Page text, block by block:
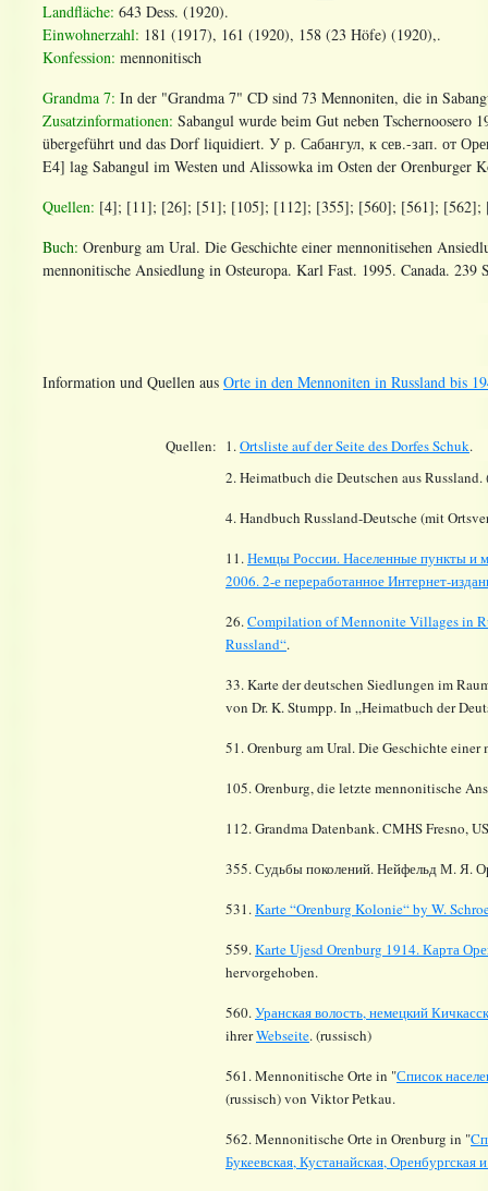
Landfläche: 643 Dess. (1920).
Einwohnerzahl: 181 (1917), 161 (1920), 158 (23 Höfe) (1920),.
Konfession: mennonitisch
Grandma 7: In der "Grandma 7" CD sind 73 Mennoniten, die in
Zusatzinformationen: Sabangul wurde beim Gut neben Tschernoosero
übergeführt und das Dorf liquidiert. У р. Сабангул, к сев.-зап. от
E4] lag Sabangul im Westen und Alissowka im Osten der Orenburger
Quellen: [4]; [11]; [26]; [51]; [105]; [112]; [355]; [560]; [561]; [562];
Buch: Orenburg am Ural. Die Geschichte einer mennonitisehen
mennonitische Ansiedlung in Osteuropa. Karl Fast. 1995. Canada. 239
Information und Quellen aus Orte in den Mennoniten in Russland bis
Quellen: 1.Ortsliste auf der Seite des DorfesSchuk.
2. Heimatbuch die Deutschen aus
4. Handbuch Russland-Deutsche (mit
11.Немцы России. Населенные пункты и
2006. 2-е переработанное Интернет-
26.Compilation of Mennonite Villages in
Russland“.
33. Karte der deutschen Siedlungen im
von Dr. K. Stumpp. In „Heimatbuch der
51. Orenburg am Ural. Die Geschichte
105. Orenburg, die letzte mennonitische
112.Grandma Datenbank. CMHS Fresno,
355.Судьбы поколений. Нейфельд М. Я.
531.Karte “Orenburg Kolonie“ by W.
559.Karte Ujesd Orenburg 1914. Карта
hervorgehoben.
560.Уранская волость, немецкий
ihrerWebseite. (russisch)
561. Mennonitische Orte in "Список
(russisch) von Viktor Petkau.
562. Mennonitische Orte in Orenburg in "
Букеевская, Кустанайская,